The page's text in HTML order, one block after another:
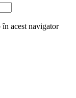
acest navigator